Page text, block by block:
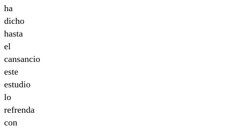
ha
dicho
hasta
el
cansancio
este
estudio
lo
refrenda
con